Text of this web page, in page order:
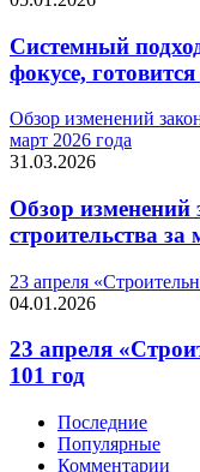
Системный
фокусе,
Обзор изменений
март 2026 года
31.03.2026
Обзор изменений
строительства за
23 апреля
04.01.2026
23 апреля
101 год
Последние
Популярные
Комментарии